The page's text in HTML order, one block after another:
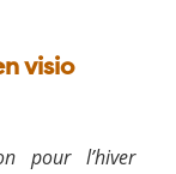
visio
pour l’hiver